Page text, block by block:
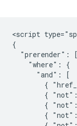
<script
{
"prerender":
    "where": {
      "and": [
{
{
{
{